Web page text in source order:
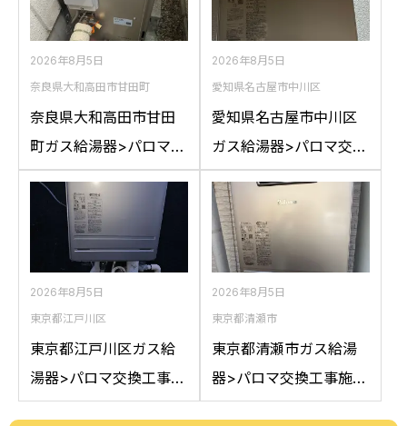
2026年8月5日
奈良県大和高田市甘田町
奈良県大和高田市甘田
町ガス給湯器>パロマ交
換工事施工事例：リン
ナイRFS-A2400SAか
らパロマFH-
E2422SARLへの交換
2026年8月5日
愛知県名古屋市中川区
愛知県名古屋市中川区
ガス給湯器>パロマ交換
工事施工事例：ハウス
テックWZ161FEPから
パロマFH-2023SAW-1
への交換
2026年8月5日
東京都江戸川区
東京都江戸川区ガス給
湯器>パロマ交換工事施
工事例：ノーリツGT-
2026年8月5日
東京都清瀬市
東京都清瀬市ガス給湯
器>パロマ交換工事施工
事例：ノーリツGT-